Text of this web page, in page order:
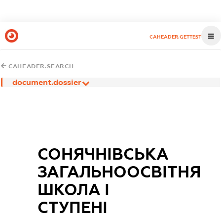
CAHEADER.GETTEST
CAHEADER.SEARCH
document.dossier
СОНЯЧНІВСЬКА
ЗАГАЛЬНООСВІТНЯ
ШКОЛА I
СТУПЕНІ